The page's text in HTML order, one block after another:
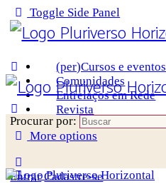
Toggle Side Panel
(per)Cursos e eventos
Comunidades
Entrelaços em Rede
Revista
More options
Entrar Cadastre-se
Procurar por: